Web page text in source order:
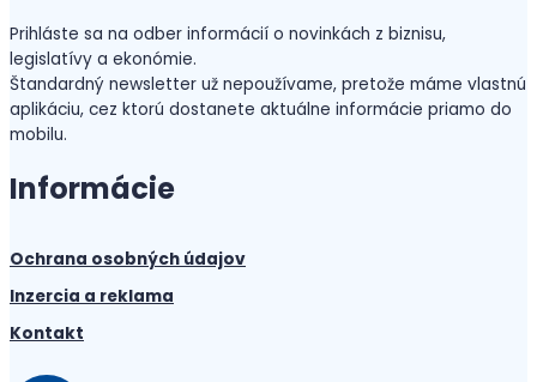
Prihláste sa na odber informácií o novinkách z biznisu,
legislatívy a ekonómie.
Štandardný newsletter už nepoužívame, pretože máme vlastnú
aplikáciu, cez ktorú dostanete aktuálne informácie priamo do
mobilu.
Informácie
Ochrana osobných údajov
Inzercia a reklama
Kontakt